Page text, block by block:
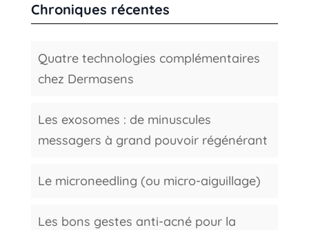
Chroniques récentes
Quatre technologies complémentaires
chez Dermasens
Les exosomes : de minuscules
messagers à grand pouvoir régénérant
Le microneedling (ou micro-aiguillage)
Les bons gestes anti-acné pour la